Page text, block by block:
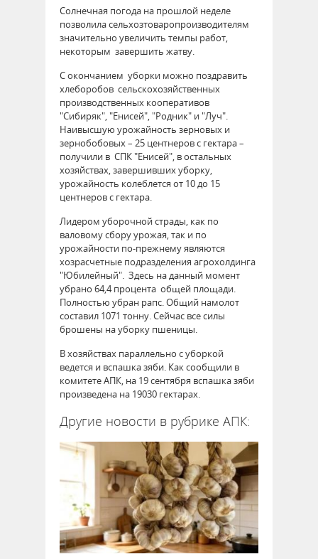
Солнечная погода на прошлой неделе
позволила сельхозтоваропроизводителям
значительно увеличить темпы работ,
некоторым завершить жатву.
С окончанием уборки можно поздравить
хлеборобов сельскохозяйственных
производственных кооперативов
"Сибиряк", "Енисей", "Родник" и "Луч".
Наивысшую урожайность зерновых и
зернобобовых – 25 центнеров с гектара –
получили в СПК "Енисей", в остальных
хозяйствах, завершивших уборку,
урожайность колеблется от 10 до 15
центнеров с гектара.
Лидером уборочной страды, как по
валовому сбору урожая, так и по
урожайности по-прежнему являются
хозрасчетные подразделения агрохолдинга
"Юбилейный". Здесь на данный момент
убрано 64,4 процента общей площади.
Полностью убран рапс. Общий намолот
составил 1071 тонну. Сейчас все силы
брошены на уборку пшеницы.
В хозяйствах параллельно с уборкой
ведется и вспашка зяби. Как сообщили в
комитете АПК, на 19 сентября вспашка зяби
произведена на 19030 гектарах.
Другие новости в рубрике АПК: